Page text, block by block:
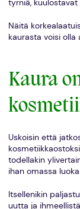
tyrniä,
Näitä
kaurasta voisi olla
Kaura
Uskoisin että
todellakin
ihan omassa
Itsellenikin
uutta ja